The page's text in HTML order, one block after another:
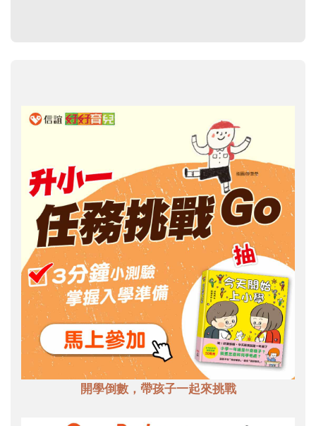
開學倒數，帶孩子一起來挑戰